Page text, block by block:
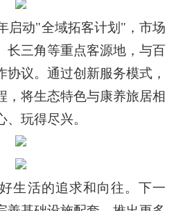
启动"全域拓客计划"，市场
长三角等重点客源地，与百
议。通过创新服务模式，
，将生态特色与康养旅居相
玩得尽兴。
生活的追求和向往。下一